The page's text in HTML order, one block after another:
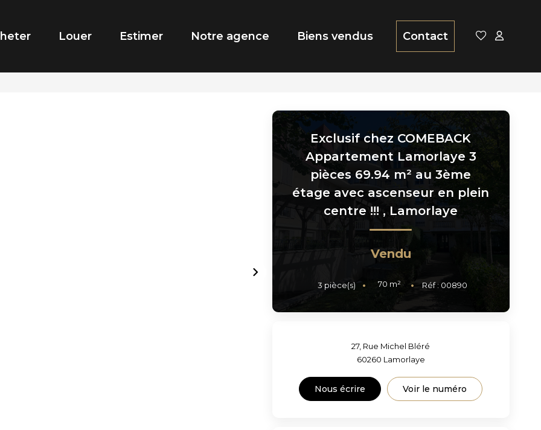
Louer Estimer Notre agence Biens vendus Contact
Exclusif chez COMEBACK
Appartement Lamorlaye 3
pièces 69.94 m² au 3ème
étage avec ascenseur en plein
centre !!! , Lamorlaye
Vendu
3 pièce(s) 70 m² Réf : 00890
27, Rue Michel Bléré
60260 Lamorlaye
Nous écrire Voir le numéro